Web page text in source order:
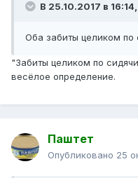
В 25.10.2017 в
Оба забиты целиком по
"Забиты целиком по
весёлое определение.
Паштет
Опубликовано 25